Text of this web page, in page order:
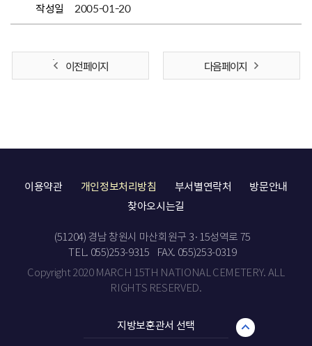
작성일
2005-01-20
이전 페이지 다음 페이지
이용약관 개인정보처리방침 부서별연락처
방문안내
찾아오시는길
(51204) 경남 창원시 마산회원구 3·15성역로 75
TEL. 055)253-9315
FAX. 055)253-0319
Copyright 2020 MARCH 15TH NATIONAL CEMETERY. ALL
RIGHTS RESERVED.
지방보훈관서 선택